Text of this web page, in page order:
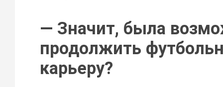
— Значит, была
продолжить
карьеру?